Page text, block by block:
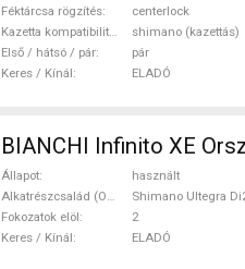
Féktárcsa rögzítés
centerlock
Kazetta kompatibilitás
shimano (kazettás)
Első / hátsó / pár
pár
Keres / Kínál
ELADÓ
BIANCHI Infinito XE
Állapot
használt
Alkatrészcsalád (Outi)
Shimano Ultegra
Fokozatok elöl
2
Keres / Kínál
ELADÓ